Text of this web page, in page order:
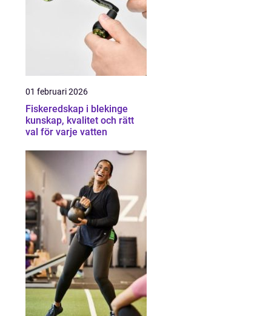
01 februari 2026
Fiskeredskap i blekinge
kunskap, kvalitet och rätt
val för varje vatten